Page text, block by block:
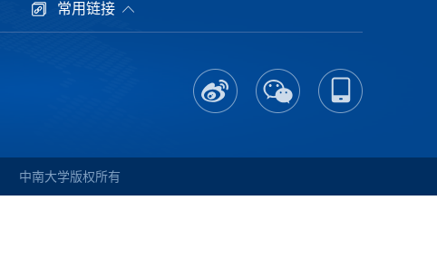
常用链接
中南大学版权所有